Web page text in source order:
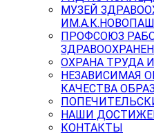
МУЗЕЙ
ПРОФСОЮЗ
ОХРАНА ТРУДА
НЕЗАВИСИМАЯ
КАЧЕСТВА
НАШИ
КОНТАКТЫ